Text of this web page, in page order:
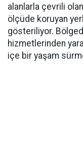
alanlarla çevrili
ölçüde koruyan
gösteriliyor.
hizmetlerinden
içe bir yaşam